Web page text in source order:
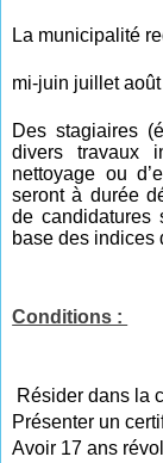
La municipalité
mi-juin juillet
Des stagiaires
divers travaux
nettoyage ou
seront à durée
de candidatures
base des indices
Conditions :
Résider dans la
Présenter un
Avoir 17 ans